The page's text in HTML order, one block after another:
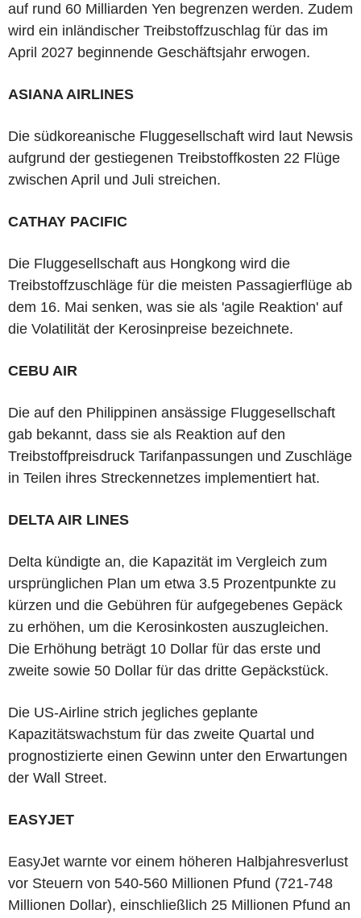
auf rund 60 Milliarden Yen begrenzen werden. Zudem
wird ein inländischer Treibstoffzuschlag für das im
April 2027 beginnende Geschäftsjahr erwogen.
ASIANA AIRLINES
Die südkoreanische Fluggesellschaft wird laut Newsis
aufgrund der gestiegenen Treibstoffkosten 22 Flüge
zwischen April und Juli streichen.
CATHAY PACIFIC
Die Fluggesellschaft aus Hongkong wird die
Treibstoffzuschläge für die meisten Passagierflüge ab
dem 16. Mai senken, was sie als 'agile Reaktion' auf
die Volatilität der Kerosinpreise bezeichnete.
CEBU AIR
Die auf den Philippinen ansässige Fluggesellschaft
gab bekannt, dass sie als Reaktion auf den
Treibstoffpreisdruck Tarifanpassungen und Zuschläge
in Teilen ihres Streckennetzes implementiert hat.
DELTA AIR LINES
Delta kündigte an, die Kapazität im Vergleich zum
ursprünglichen Plan um etwa 3.5 Prozentpunkte zu
kürzen und die Gebühren für aufgegebenes Gepäck
zu erhöhen, um die Kerosinkosten auszugleichen.
Die Erhöhung beträgt 10 Dollar für das erste und
zweite sowie 50 Dollar für das dritte Gepäckstück.
Die US-Airline strich jegliches geplante
Kapazitätswachstum für das zweite Quartal und
prognostizierte einen Gewinn unter den Erwartungen
der Wall Street.
EASYJET
EasyJet warnte vor einem höheren Halbjahresverlust
vor Steuern von 540-560 Millionen Pfund (721-748
Millionen Dollar), einschließlich 25 Millionen Pfund an